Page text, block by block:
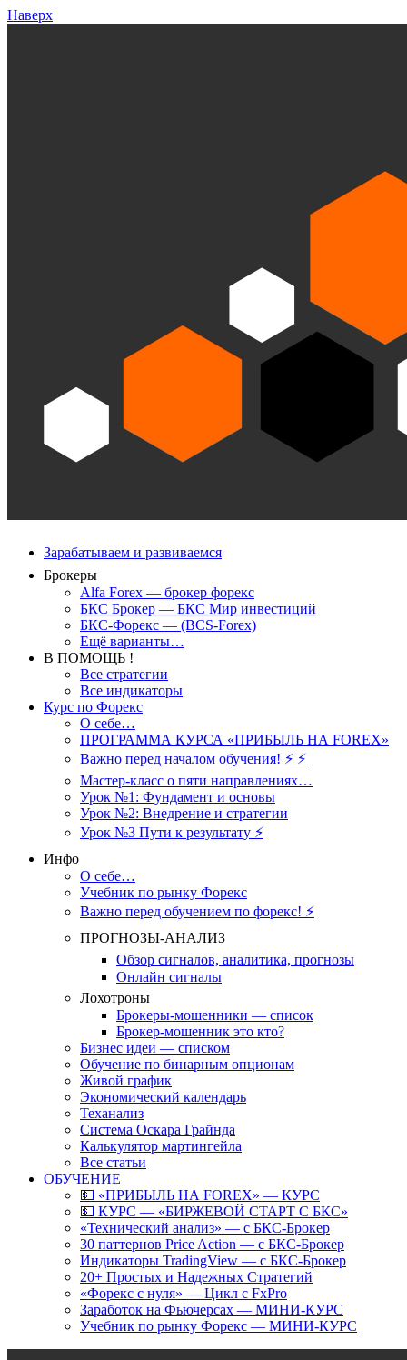
Наверх
Зарабатываем и развиваемся
Брокеры
Alfa Forex — брокер форекс
БКС Брокер — БКС Мир инвестиций
БКС-Форекс — (BCS-Forex)
Ещё варианты…
В ПОМОЩЬ !
Все стратегии
Все индикаторы
Курс по Форекс
О себе…
ПРОГРАММА КУРСА «ПРИБЫЛЬ НА FOREX»
Важно перед началом обучения! ⚡ ⚡
Мастер-класс о пяти направлениях…
Урок №1: Фундамент и основы
Урок №2: Внедрение и стратегии
Урок №3 Пути к результату ⚡️
Инфо
О себе…
Учебник по рынку Форекс
Важно перед обучением по форекс! ⚡
ПРОГНОЗЫ-АНАЛИЗ
Обзор сигналов, аналитика, прогнозы
Онлайн сигналы
Лохотроны
Брокеры-мошенники — список
Брокер-мошенник это кто?
Бизнес идеи — списком
Обучение по бинарным опционам
Живой график
Экономический календарь
Теханализ
Система Оскара Грайнда
Калькулятор мартингейла
Все статьи
ОБУЧЕНИЕ
💵 «ПРИБЫЛЬ НА FOREX» — КУРС
💵 КУРС — «БИРЖЕВОЙ СТАРТ С БКС»
«Технический анализ» — с БКС-Брокер
30 паттернов Price Action — с БКС-Брокер
Индикаторы TradingView — с БКС-Брокер
20+ Простых и Надежных Стратегий
«Форекс с нуля» — Цикл с FxPro
Заработок на Фьючерсах — МИНИ-КУРС
Учебник по рынку Форекс — МИНИ-КУРС